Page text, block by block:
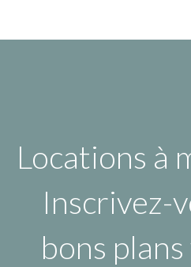
Locations à
Inscrivez-
bons